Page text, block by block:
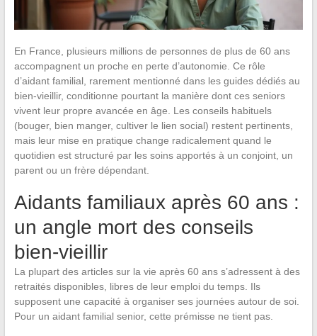
En France, plusieurs millions de personnes de plus de 60 ans
accompagnent un proche en perte d’autonomie. Ce rôle
d’aidant familial, rarement mentionné dans les guides dédiés au
bien-vieillir, conditionne pourtant la manière dont ces seniors
vivent leur propre avancée en âge. Les conseils habituels
(bouger, bien manger, cultiver le lien social) restent pertinents,
mais leur mise en pratique change radicalement quand le
quotidien est structuré par les soins apportés à un conjoint, un
parent ou un frère dépendant.
Aidants familiaux après 60 ans :
un angle mort des conseils
bien-vieillir
La plupart des articles sur la vie après 60 ans s’adressent à des
retraités disponibles, libres de leur emploi du temps. Ils
supposent une capacité à organiser ses journées autour de soi.
Pour un aidant familial senior, cette prémisse ne tient pas.